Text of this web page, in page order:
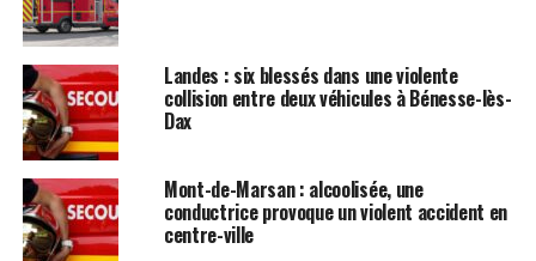
Landes : six blessés dans une violente
collision entre deux véhicules à Bénesse-lès-
Dax
Mont-de-Marsan : alcoolisée, une
conductrice provoque un violent accident en
centre-ville